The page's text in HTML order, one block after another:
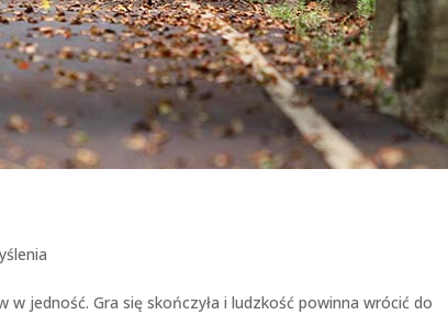
jedność. Gra się skończyła i ludzkość powinna wrócić do